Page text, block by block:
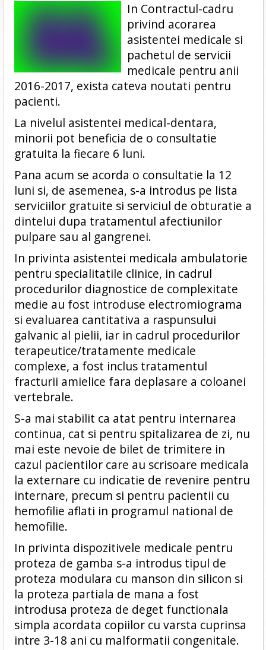
In Contractul-cadru
privind acorarea
asistentei medicale si
pachetul de servicii
medicale pentru anii
2016-2017, exista cateva noutati pentru
pacienti.
La nivelul asistentei medical-dentara,
minorii pot beneficia de o consultatie
gratuita la fiecare 6 luni.
Pana acum se acorda o consultatie la 12
luni si, de asemenea, s-a introdus pe lista
serviciilor gratuite si serviciul de obturatie a
dintelui dupa tratamentul afectiunilor
pulpare sau al gangrenei.
In privinta asistentei medicala ambulatorie
pentru specialitatile clinice, in cadrul
procedurilor diagnostice de complexitate
medie au fost introduse electromiograma
si evaluarea cantitativa a raspunsului
galvanic al pielii, iar in cadrul procedurilor
terapeutice/tratamente medicale
complexe, a fost inclus tratamentul
fracturii amielice fara deplasare a coloanei
vertebrale.
S-a mai stabilit ca atat pentru internarea
continua, cat si pentru spitalizarea de zi, nu
mai este nevoie de bilet de trimitere in
cazul pacientilor care au scrisoare medicala
la externare cu indicatie de revenire pentru
internare, precum si pentru pacientii cu
hemofilie aflati in programul national de
hemofilie.
In privinta dispozitivele medicale pentru
proteza de gamba s-a introdus tipul de
proteza modulara cu manson din silicon si
la proteza partiala de mana a fost
introdusa proteza de deget functionala
simpla acordata copiilor cu varsta cuprinsa
intre 3-18 ani cu malformatii congenitale.